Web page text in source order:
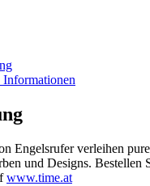
Informationen
Engelsrufer verleihen
und Designs. Bestellen
www.time.at